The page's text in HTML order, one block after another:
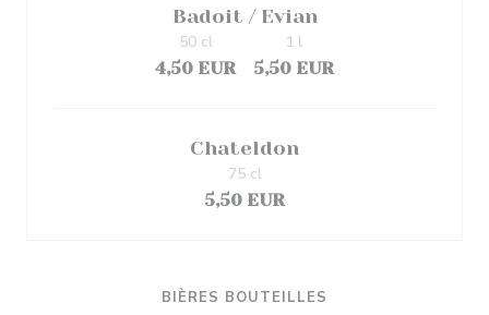
Badoit / Evian
4,50 EUR
50 cl
5,50 EUR
1 l
Chateldon
5,50 EUR
75 cl
BIÈRES BOUTEILLES